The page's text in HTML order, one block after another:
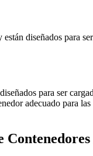
diseñados para
para ser
adecuado para